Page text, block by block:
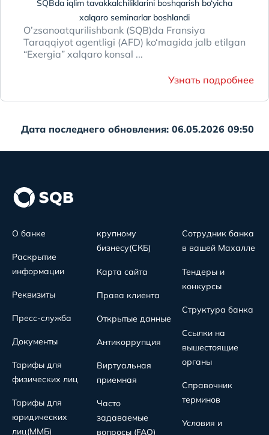
SQBda iqlim tavakkalchiliklarini boshqarish bo‘yicha
xalqaro seminarlar boshlandi
O’zsanoatqurilishbank (SQB)da Fransiya
Taraqqiyot аgentligi (AFD) ko‘magida jalb etilgan
“Exergia” xalqaro konsal ...
Узнать подробнее
Дата последнего обновления: 06.05.2026 09:50
О банке
Раскрытие
информации
Реквизиты
Пресс-служба
Документы
Тарифы для
физических лиц
Тарифы для
юридических
лиц(MMБ)
крупному
бизнесу(СКБ)
Карта сайта
Права клиента
Открытые данные
Антикоррупция
Виртуальная
приемная
Часто
задаваемые
вопросы (FAQ)
Сотрудник банка
в вашей Махалле
Тендеры и
конкурсы
Структура банка
Ссылки на
вышестоящие
органы
Справочник
терминов
Условия и